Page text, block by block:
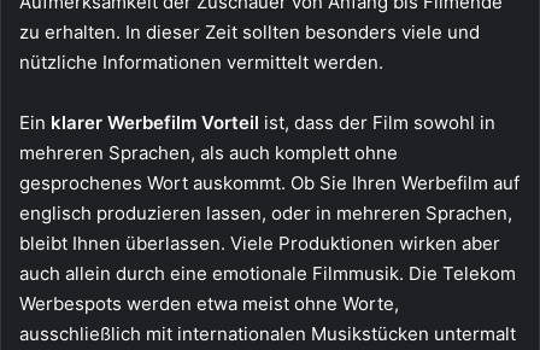
zu erhalten. In dieser Zeit sollten besonders viele und
nützliche Informationen vermittelt werden.
Ein klarer Werbefilm Vorteil ist, dass der Film sowohl in
mehreren Sprachen, als auch komplett ohne
gesprochenes Wort auskommt. Ob Sie Ihren Werbefilm auf
englisch produzieren lassen, oder in mehreren Sprachen,
bleibt Ihnen überlassen. Viele Produktionen wirken aber
auch allein durch eine emotionale Filmmusik. Die Telekom
Werbespots werden etwa meist ohne Worte,
ausschließlich mit internationalen Musikstücken untermalt